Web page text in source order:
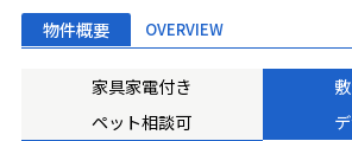
物件概要 OVERVIEW
家具家電付き
ペット相談可